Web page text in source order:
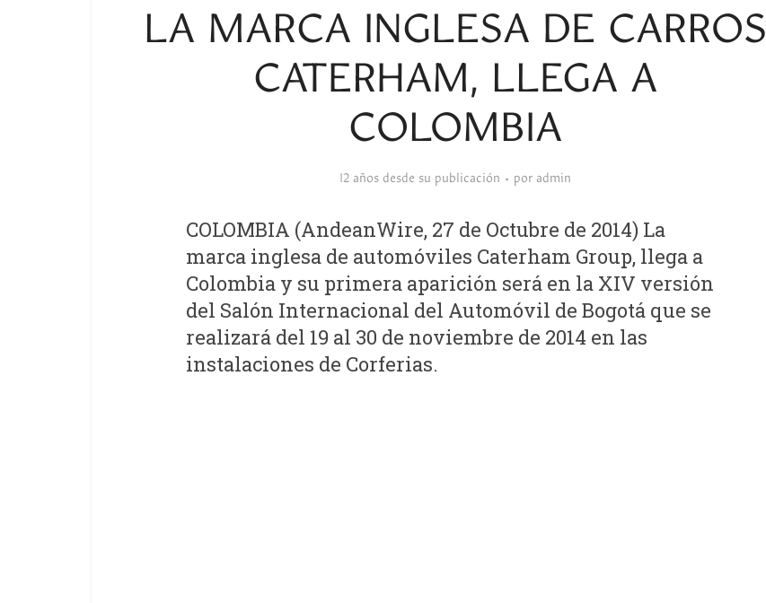
LA MARCA INGLESA DE CARROS
CATERHAM, LLEGA A
COLOMBIA
12 años desde su publicación por admin
COLOMBIA (AndeanWire, 27 de Octubre de 2014) La
marca inglesa de automóviles Caterham Group, llega a
Colombia y su primera aparición será en la XIV versión
del Salón Internacional del Automóvil de Bogotá que se
realizará del 19 al 30 de noviembre de 2014 en las
instalaciones de Corferias.